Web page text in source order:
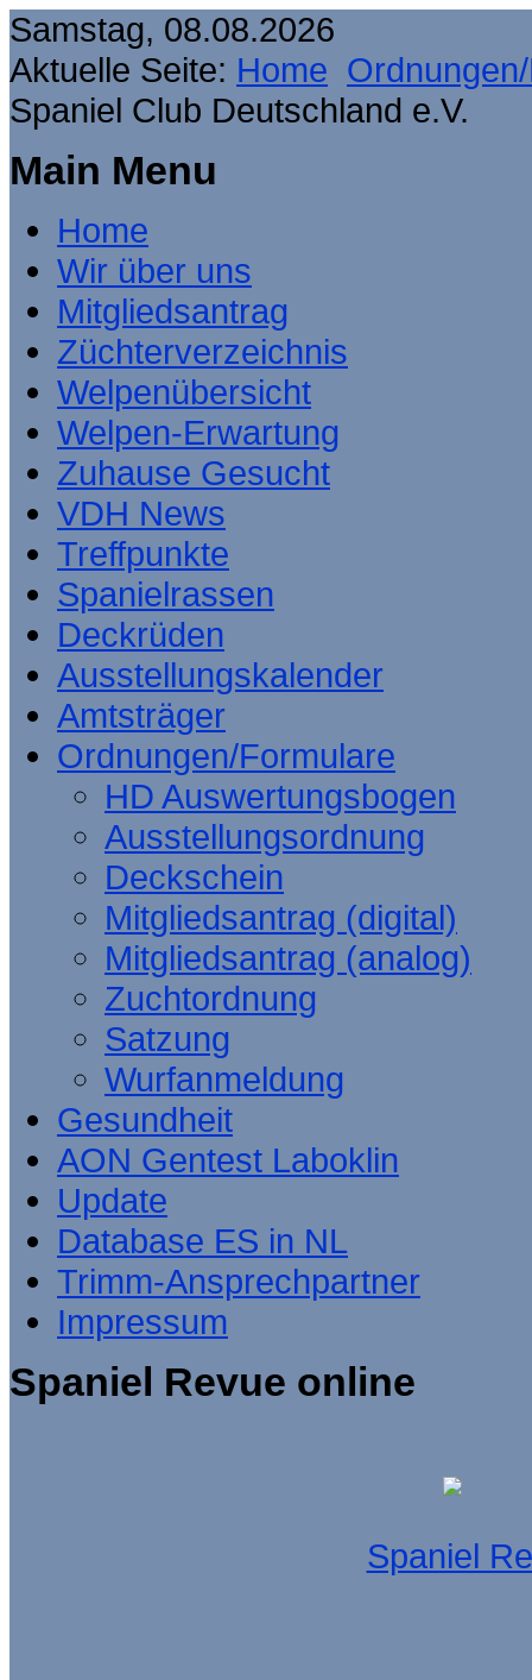
Samstag, 08.08.2026
Aktuelle Seite: Home
Spaniel Club Deutschland e.V.
Main Menu
Home
Wir über uns
Mitgliedsantrag
Züchterverzeichnis
Welpenübersicht
Welpen-Erwartung
Zuhause Gesucht
VDH News
Treffpunkte
Spanielrassen
Deckrüden
Ausstellungskalender
Amtsträger
Ordnungen/Formulare
HD Auswertungsbogen
Ausstellungsordnung
Deckschein
Mitgliedsantrag (digital)
Mitgliedsantrag (analog)
Zuchtordnung
Satzung
Wurfanmeldung
Gesundheit
AON Gentest Laboklin
Update
Database ES in NL
Trimm-Ansprechpartner
Impressum
Spaniel Revue online
Spaniel